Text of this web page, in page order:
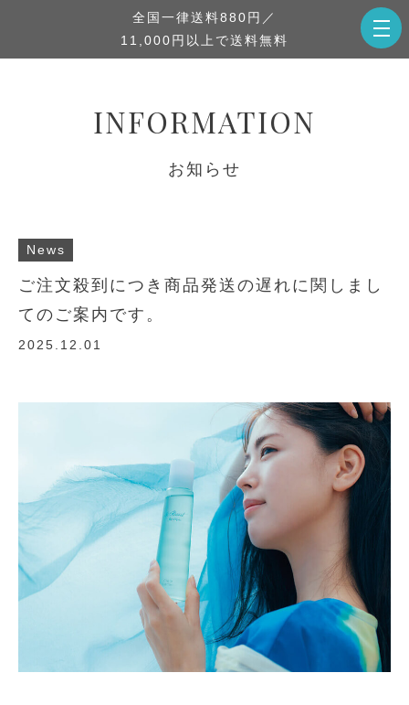
全国一律送料880円／
11,000円以上で送料無料
INFORMATION
お知らせ
News
ご注文殺到につき商品発送の遅れに関しまし
てのご案内です。
2025.12.01